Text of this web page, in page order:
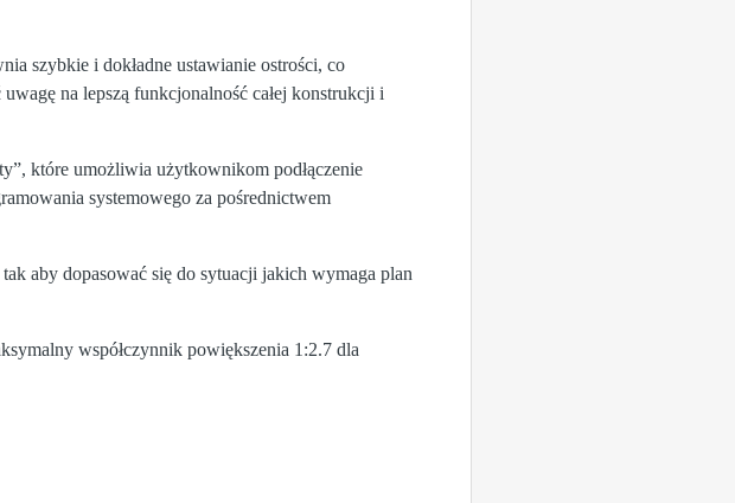
szybkie i dokładne ustawianie ostrości, co
na lepszą funkcjonalność całej konstrukcji i
które umożliwia użytkownikom podłączenie
systemowego za pośrednictwem
aby dopasować się do sytuacji jakich wymaga plan
współczynnik powiększenia 1:2.7 dla